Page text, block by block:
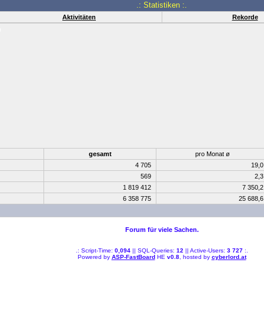
.: Statistiken :.
Aktivitäten Rekorde
gesamt
pro Monat ø
4 705 19,0
569 2,3
1 819 412 7 350,2
6 358 775 25 688,6
Forum für viele Sachen.
.: Script-Time: 0,094|| SQL-Queries: 12 || Active-Users: 3 727:.
Powered by ASP-FastBoardHE v0.8, hosted by cyberlord.at